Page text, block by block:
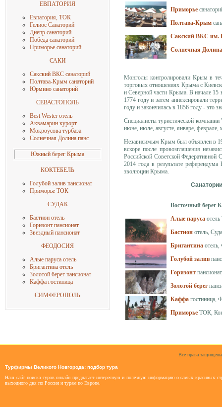
ЕВПАТОРИЯ
Евпатория, ТОК
Гелиос Санаторий
Днепр санаторий
Победа санаторий
Приморье санаторий
САКИ
Сакский ВКС санаторий
Полтава-Крым санаторий
Юрмино санаторий
СЕВАСТОПОЛЬ
Best Wester отель
Аквамарин курорт
Мокроусова турбаза
Солнечная Долина панс
Южный берег Крыма
КОКТЕБЕЛЬ
Голубой залив пансионат
Приморье ТОК
СУДАК
Бастион отель
Горизонт пансионат
Звездный пансионат
ФЕОДОСИЯ
Алые паруса отель
Бригантина отель
Золотой берег пансионат
Каффа гостиница
СИМФЕРОПОЛЬ
Приморье
Полтава-Крым
Сакский ВКС им.
Солнечная Долина
Монголы контролировали Крым в
торговых отношениях Крыма с
и Северной части Крыма. В начале 15
1774 году и затем аннексировали
году и закончилась в 1856 году - это
Специалисты туристической
июне, июле, августе, январе, феврале,
Независимым Крым был объявлен в
вскоре после провозглашения
Российской Советской
2014 года в результате
эволюции Крыма.
Алые паруса отель
Бастион отель,
Бригантина отель,
Голубой залив
Горизонт
Золотой берег
Каффа гостиница,
Приморье ТОК,
Все права
Турфирмы Великого Новгорода: подбор тура
Наш сайт поиска туров онлайн предлагает интересную и полезную информацию о самых красивых
выходного дня по России и турам по Европе.